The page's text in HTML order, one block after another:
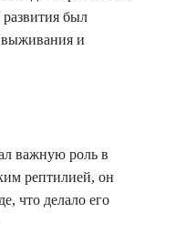
был
выживания и
важную роль в
рептилией, он
что делало его